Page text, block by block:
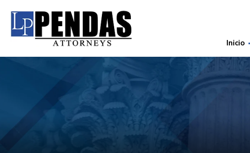
Inicio